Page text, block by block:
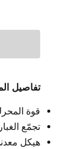
تفاصيل
قوة المحرك
تجمّع الغبار بسعة
هيكل